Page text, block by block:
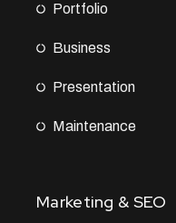
Portfolio
Business
Presentation
Maintenance
Marketing & SEO